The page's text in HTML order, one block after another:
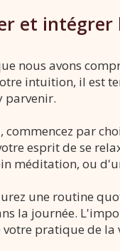
et
nous avons
intuition, il est
parvenir.
par
esprit de se
méditation, ou
une routine
la journée.
pratique de la